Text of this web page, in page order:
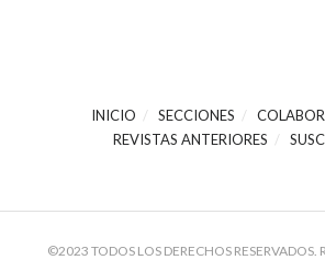
INICIO SECCIONES
REVISTAS ANTERIORES
©2023 TODOS LOS DERECHOS RESERVADOS.